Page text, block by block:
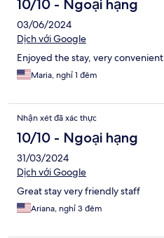
10/10 - Ngoại hạng
03/06/2024
Dịch với Google
Enjoyed the stay, very convenient
Maria, nghỉ 1 đêm
Nhận xét đã xác thực
10/10 - Ngoại hạng
31/03/2024
Dịch với Google
Great stay very friendly staff
Ariana, nghỉ 3 đêm